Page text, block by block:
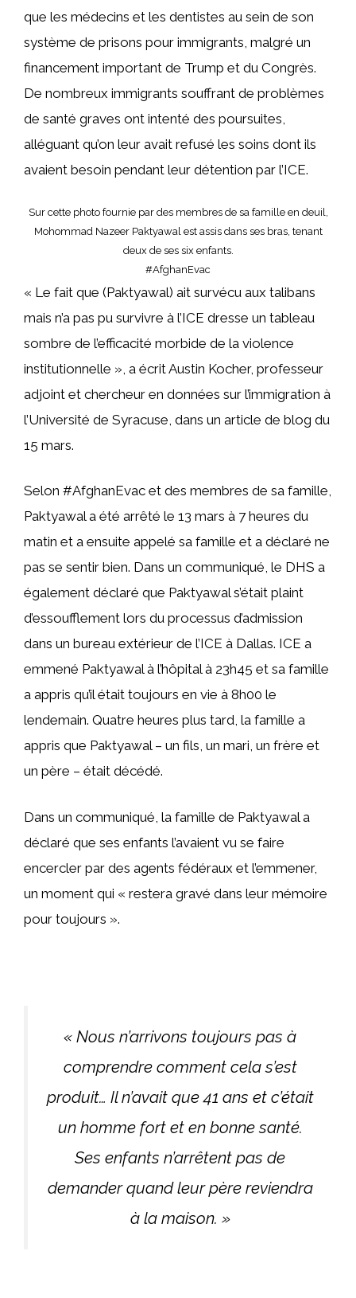
que les médecins et les dentistes au sein de son
système de prisons pour immigrants, malgré un
financement important de Trump et du Congrès.
De nombreux immigrants souffrant de problèmes
de santé graves ont intenté des poursuites,
alléguant qu’on leur avait refusé les soins dont ils
avaient besoin pendant leur détention par l’ICE.
Sur cette photo fournie par des membres de sa famille en deuil,
Mohommad Nazeer Paktyawal est assis dans ses bras, tenant
deux de ses six enfants.
#AfghanEvac
« Le fait que (Paktyawal) ait survécu aux talibans
mais n’a pas pu survivre à l’ICE dresse un tableau
sombre de l’efficacité morbide de la violence
institutionnelle », a écrit Austin Kocher, professeur
adjoint et chercheur en données sur l’immigration à
l’Université de Syracuse, dans un article de blog du
15 mars.
Selon #AfghanEvac et des membres de sa famille,
Paktyawal a été arrêté le 13 mars à 7 heures du
matin et a ensuite appelé sa famille et a déclaré ne
pas se sentir bien. Dans un communiqué, le DHS a
également déclaré que Paktyawal s’était plaint
d’essoufflement lors du processus d’admission
dans un bureau extérieur de l’ICE à Dallas. ICE a
emmené Paktyawal à l’hôpital à 23h45 et sa famille
a appris qu’il était toujours en vie à 8h00 le
lendemain. Quatre heures plus tard, la famille a
appris que Paktyawal – un fils, un mari, un frère et
un père – était décédé.
Dans un communiqué, la famille de Paktyawal a
déclaré que ses enfants l’avaient vu se faire
encercler par des agents fédéraux et l’emmener,
un moment qui « restera gravé dans leur mémoire
pour toujours ».
« Nous n’arrivons toujours pas à
comprendre comment cela s’est
produit… Il n’avait que 41 ans et c’était
un homme fort et en bonne santé.
Ses enfants n’arrêtent pas de
demander quand leur père reviendra
à la maison. »